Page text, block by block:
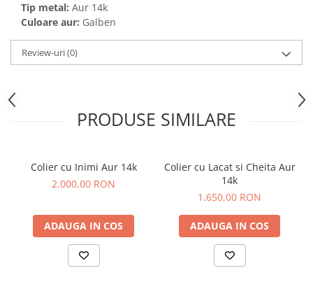
Tip metal: Aur 14k
Culoare aur: Galben
Review-uri(0)
PRODUSE SIMILARE
Colier cu Inimi Aur 14k
2.000,00 RON
ADAUGA IN COS
Colier cu Lacat si Cheita Aur
14k
1.650,00 RON
ADAUGA IN COS